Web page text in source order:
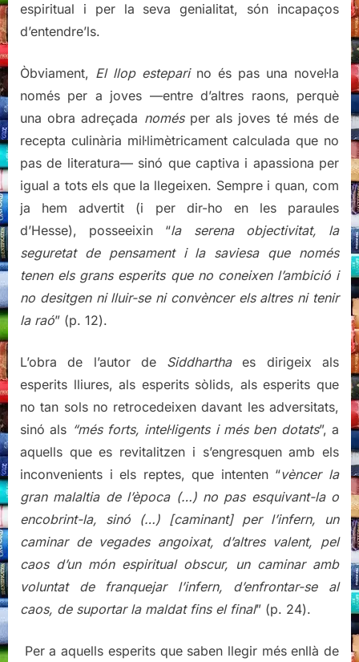
espiritual i per la seva genialitat, són incapaços
d’entendre’ls.
Òbviament, El llop esteparino és pas una novel·la
només per a joves —entre d’altres raons, perquè
una obra adreçada nomésper als joves té més de
recepta culinària mil·limètricament calculada que no
pas de literatura— sinó que captiva i apassiona per
igual a tots els que la llegeixen. Sempre i quan, com
ja hem advertit (i per dir-ho en les paraules
d’Hesse), posseeixin “la serena objectivitat, la
seguretat de pensament i la saviesa que només
tenen els grans esperits que no coneixen l’ambició i
no desitgen ni lluir-se ni convèncer els altres ni tenir
la raó” (p. 12).
L’obra de l’autor de Siddharthaes dirigeix als
esperits lliures, als esperits sòlids, als esperits que
no tan sols no retrocedeixen davant les adversitats,
sinó als “més forts, intel·ligents i més ben dotats”, a
aquells que es revitalitzen i s’engresquen amb els
inconvenients i els reptes, que intenten “vèncer la
gran malaltia de l’època (…) no pas esquivant-la o
encobrint-la, sinó (…) [caminant] per l’infern, un
caminar de vegades angoixat, d’altres valent, pel
caos d’un món espiritual obscur, un caminar amb
voluntat de franquejar l’infern, d’enfrontar-se al
caos, de suportar la maldat fins el final” (p. 24).
Per a aquells esperits que saben llegir més enllà de